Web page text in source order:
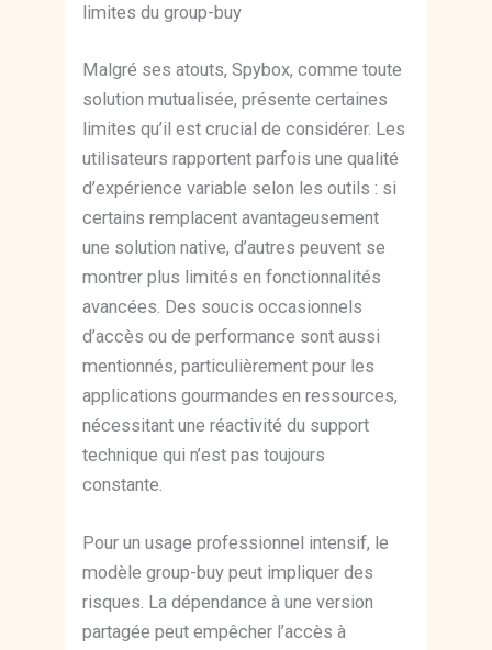
limites du group-buy
Malgré ses atouts, Spybox, comme toute
solution mutualisée, présente certaines
limites qu’il est crucial de considérer. Les
utilisateurs rapportent parfois une qualité
d’expérience variable selon les outils : si
certains remplacent avantageusement
une solution native, d’autres peuvent se
montrer plus limités en fonctionnalités
avancées. Des soucis occasionnels
d’accès ou de performance sont aussi
mentionnés, particulièrement pour les
applications gourmandes en ressources,
nécessitant une réactivité du support
technique qui n’est pas toujours
constante.
Pour un usage professionnel intensif, le
modèle group-buy peut impliquer des
risques. La dépendance à une version
partagée peut empêcher l’accès à